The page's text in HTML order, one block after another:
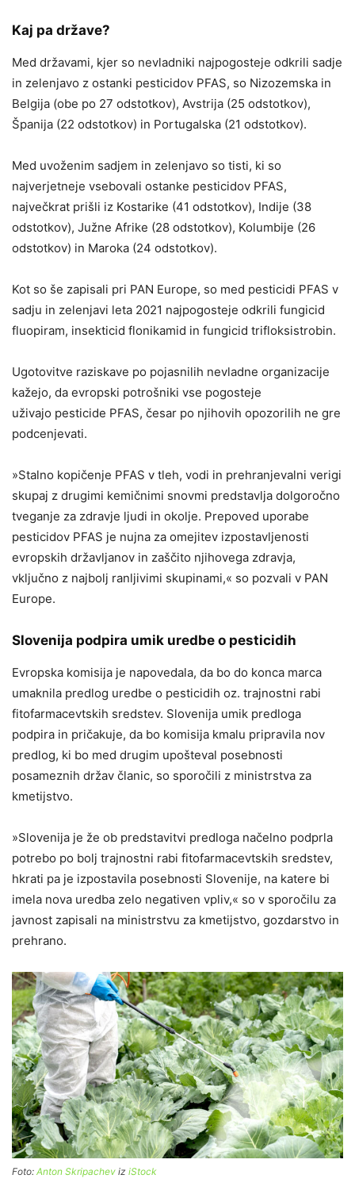
Kaj pa države?
Med državami, kjer so nevladniki najpogosteje odkrili sadje
in zelenjavo z ostanki pesticidov PFAS, so Nizozemska in
Belgija (obe po 27 odstotkov), Avstrija (25 odstotkov),
Španija (22 odstotkov) in Portugalska (21 odstotkov).
Med uvoženim sadjem in zelenjavo so tisti, ki so
najverjetneje vsebovali ostanke pesticidov PFAS,
največkrat prišli iz Kostarike (41 odstotkov), Indije (38
odstotkov), Južne Afrike (28 odstotkov), Kolumbije (26
odstotkov) in Maroka (24 odstotkov).
Kot so še zapisali pri PAN Europe, so med pesticidi PFAS v
sadju in zelenjavi leta 2021 najpogosteje odkrili fungicid
fluopiram, insekticid flonikamid in fungicid trifloksistrobin.
Ugotovitve raziskave po pojasnilih nevladne organizacije
kažejo, da evropski potrošniki vse pogosteje
uživajo pesticide PFAS, česar po njihovih opozorilih ne gre
podcenjevati.
»Stalno kopičenje PFAS v tleh, vodi in prehranjevalni verigi
skupaj z drugimi kemičnimi snovmi predstavlja dolgoročno
tveganje za zdravje ljudi in okolje. Prepoved uporabe
pesticidov PFAS je nujna za omejitev izpostavljenosti
evropskih državljanov in zaščito njihovega zdravja,
vključno z najbolj ranljivimi skupinami,« so pozvali v PAN
Europe.
Slovenija podpira umik uredbe o pesticidih
Evropska komisija je napovedala, da bo do konca marca
umaknila predlog uredbe o pesticidih oz. trajnostni rabi
fitofarmacevtskih sredstev. Slovenija umik predloga
podpira in pričakuje, da bo komisija kmalu pripravila nov
predlog, ki bo med drugim upošteval posebnosti
posameznih držav članic, so sporočili z ministrstva za
kmetijstvo.
»Slovenija je že ob predstavitvi predloga načelno podprla
potrebo po bolj trajnostni rabi fitofarmacevtskih sredstev,
hkrati pa je izpostavila posebnosti Slovenije, na katere bi
imela nova uredba zelo negativen vpliv,« so v sporočilu za
javnost zapisali na ministrstvu za kmetijstvo, gozdarstvo in
prehrano.
Foto: Anton Skripachev iz iStock